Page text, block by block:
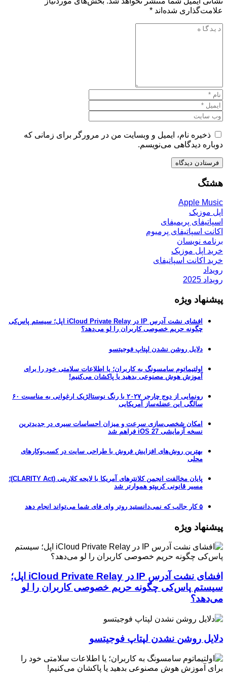
علامت‌گذاری شده‌اند *
ذخیره نام، ایمیل و وبسایت من در مرورگر برای زمانی که
دوباره دیدگاهی می‌نویسم.
هشتگ
Apple Music
اپل موزیک
اسپاتیفای پریمیفای
اکانت اسپاتیفای پرمیوم
برنامه نویسان
خرید اپل موزیک
خرید اکانت اسپاتیفای
رویداد
رویداد 2025
پیشنهاد ویژه
افشای نشت آدرس IP در iCloud Private Relay اپل؛ سیستم پاس‌کی
چگونه حریم خصوصی کاربران را لو می‌دهد؟
دلایل روشن نشدن لپتاپ فوجیتسو
اولتیماتوم سامسونگ به کاربران؛ یا اطلاعات سلامتی خود را برای
آموزش هوش مصنوعی بدهید یا پاکشان می‌کنیم!
رونمایی از دوج چارجر ۲۰۲۷ با رنگ نوستالژیک ارغوانی به مناسبت ۶۰
سالگی این عضله‌ساز آمریکایی
امکان شخصی‌سازی سرعت و میزان احساسات سیری در جدیدترین
نسخه آزمایشی iOS 27 فراهم شد
بهترین روش‌های افزایش فروش با طراحی سایت در کسب‌وکارهای
محلی
پایان مخالفت انجمن کلانترهای آمریکا با لایحه کلاریتی (CLARITY Act)؛
مسیر قانونی کریپتو هموارتر شد
۵ کار جالب که نمی‌دانستید روتر وای فای شما می‌تواند انجام دهد
پیشنهاد ویژه
افشای نشت آدرس IP در iCloud Private Relay اپل؛
سیستم پاس‌کی چگونه حریم خصوصی کاربران را لو
می‌دهد؟
دلایل روشن نشدن لپتاپ فوجیتسو